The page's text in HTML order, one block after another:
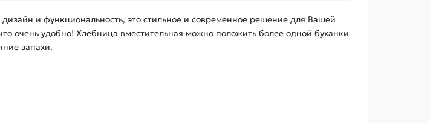
и функциональность, это стильное и современное решение для Вашей
очень удобно! Хлебница вместительная можно положить более одной буханки
запахи.